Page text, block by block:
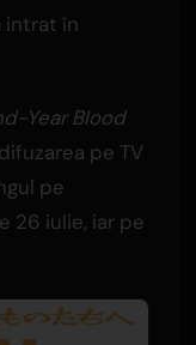
intrat în
Year Blood
pe TV
pe
26 iulie, iar pe